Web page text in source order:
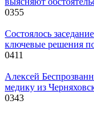
0355
Состоялось
ключевые решения
0411
Алексей
медику из
0343